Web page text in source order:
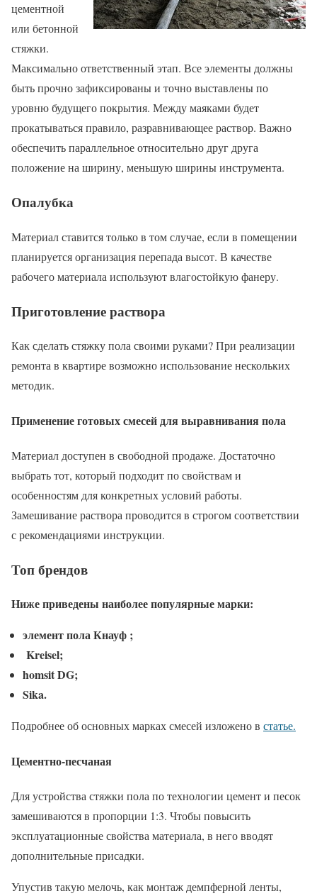
цементной
или бетонной
стяжки.
Максимально ответственный этап. Все элементы должны
быть прочно зафиксированы и точно выставлены по
уровню будущего покрытия. Между маяками будет
прокатываться правило, разравнивающее раствор. Важно
обеспечить параллельное относительно друг друга
положение на ширину, меньшую ширины инструмента.
Опалубка
Материал ставится только в том случае, если в помещении
планируется организация перепада высот. В качестве
рабочего материала используют влагостойкую фанеру.
Приготовление раствора
Как сделать стяжку пола своими руками? При реализации
ремонта в квартире возможно использование нескольких
методик.
Применение готовых смесей для выравнивания пола
Материал доступен в свободной продаже. Достаточно
выбрать тот, который подходит по свойствам и
особенностям для конкретных условий работы.
Замешивание раствора проводится в строгом соответствии
с рекомендациями инструкции.
Топ брендов
Ниже приведены наиболее популярные марки:
элемент пола Кнауф ;
Kreisel;
homsit DG;
Sika.
Подробнее об основных марках смесей изложено в статье.
Цементно-песчаная
Для устройства стяжки пола по технологии цемент и песок
замешиваются в пропорции 1:3. Чтобы повысить
эксплуатационные свойства материала, в него вводят
дополнительные присадки.
Упустив такую мелочь, как монтаж демпферной ленты,